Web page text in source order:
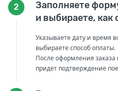
2
Заполняете
и выбираете, как
Указываете дату и время
выбираете способ оплаты.
После оформления заказа
придет подтверждение